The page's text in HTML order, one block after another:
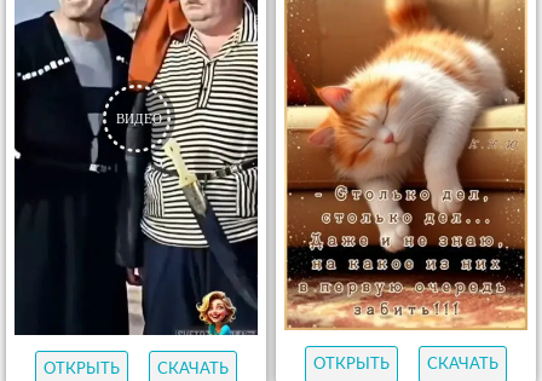
ОТКРЫТЬ СКАЧАТЬ ОТКРЫТЬ СКАЧАТЬ